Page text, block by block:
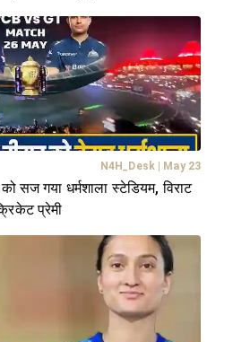
N4H_Desk| May 23
गया धर्मशाला स्टेडियम, विराट
प्रेमी